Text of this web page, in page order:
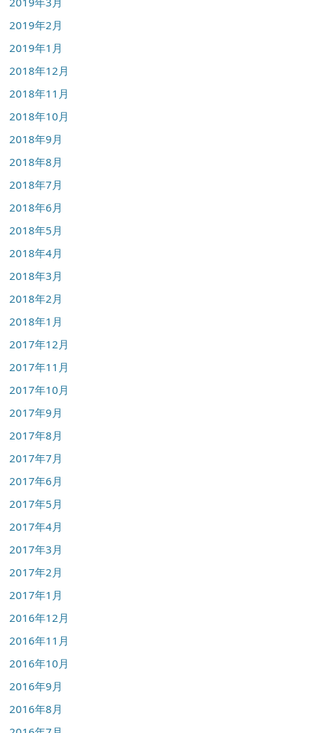
2019年2月
2019年1月
2018年12月
2018年11月
2018年10月
2018年9月
2018年8月
2018年7月
2018年6月
2018年5月
2018年4月
2018年3月
2018年2月
2018年1月
2017年12月
2017年11月
2017年10月
2017年9月
2017年8月
2017年7月
2017年6月
2017年5月
2017年4月
2017年3月
2017年2月
2017年1月
2016年12月
2016年11月
2016年10月
2016年9月
2016年8月